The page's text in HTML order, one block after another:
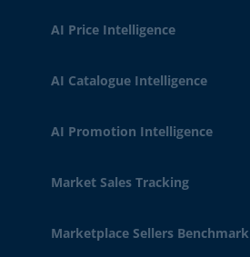
AI Price Intelligence
AI Catalogue Intelligence
AI Promotion Intelligence
Market Sales Tracking
Marketplace Sellers Benchmark